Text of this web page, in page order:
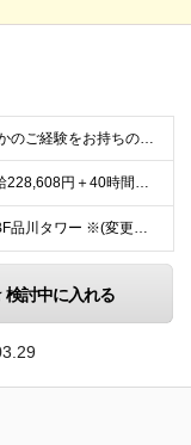
・学歴不問 以下のいずれかのご経験をお持ちの方 ①クライアントワークにおけるメディアプランニング経験 ・具体的なクライアント課題に対し、成果創出に繋がるメディアプランニング提案の実績をお持ちの方。 ②
月給301,000円～ （基本給228,608円＋40時間分の固定残業代72,392円） ※月 40 時間を超えた時間外労働については、別途時間外手当支給 ※上記は中途採用時の提示する賃金の最低額です
東京都港区港南2-16-5 NBF品川タワー ※(変更の範囲)上記を除く当社関連勤務地
検討中に入れる